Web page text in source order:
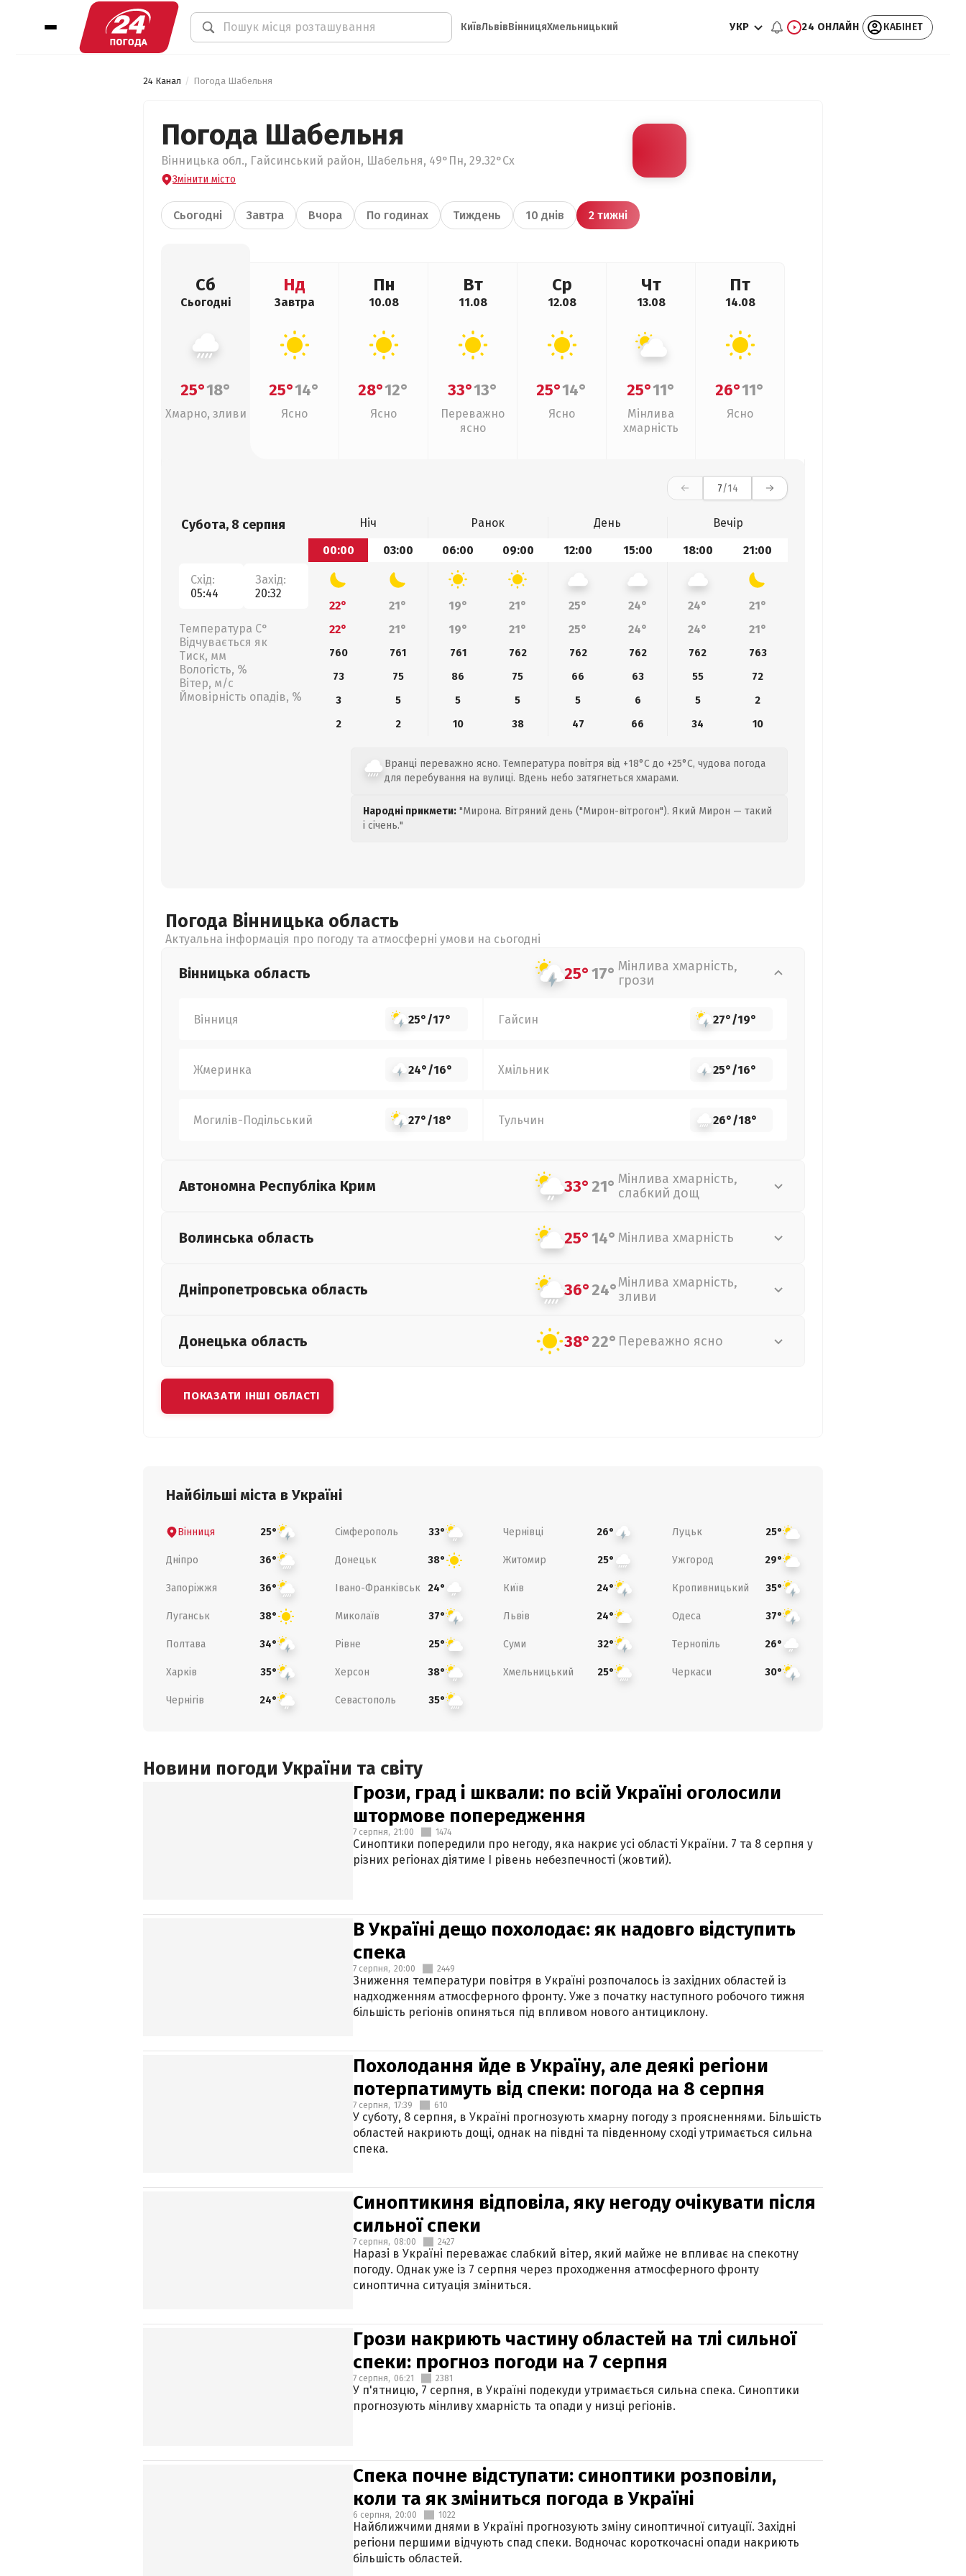
КиївЛьвівВінницяХмельницький УКР 24 ОНЛАЙН КАБІНЕТ
24 Канал Погода Шабельня
Погода Шабельня
Вінницька обл., Гайсинський район, Шабельня, 49°Пн, 29.32°Сх
Змінити місто
Сьогодні Завтра Вчора По годинах Тиждень 10 днів 2 тижні
Сб
Сьогодні
25°18°
Хмарно, зливи
Нд
Завтра
25°14°
Ясно
Пн
10.08
28°12°
Ясно
Вт
11.08
33°13°
Переважно
ясно
Ср
12.08
25°14°
Ясно
Чт
13.08
25°11°
Мінлива
хмарність
Пт
14.08
26°11°
Ясно
7/14
Субота, 8 серпня
Схід:
05:44
Захід:
20:32
Температура С°
Відчувається як
Тиск, мм
Вологість, %
Вітер, м/с
Ймовірність опадів, %
Ніч Ранок День
Вечір
00:00
03:00 06:00 09:00 12:00 15:00 18:00 21:00
22° 21° 19° 21° 25° 24° 24°
21°
22°
21° 19° 21° 25° 24° 24° 21°
760 761 761 762 762 762 762
763
73
75 86 75 66 63 55
72
3
5 5 5 5 6 5
2
2
2 10 38 47 66 34 10
Вранці переважно ясно. Температура повітря від +18°C до +25°C, чудова погода
для перебування на вулиці. Вдень небо затягнеться хмарами.
Народні прикмети: "Мирона. Вітряний день ("Мирон-вітрогон"). Який Мирон — такий
і січень."
Погода Вінницька область
Актуальна інформація про погоду та атмосферні умови на сьогодні
Вінницька область 25°17° Мінлива хмарність,
грози
Вінниця 25°/17° Гайсин 27°/19°
Жмеринка 24°/16° Хмільник 25°/16°
Могилів-Подільський 27°/18° Тульчин 26°/18°
Автономна Республіка Крим 33°21° Мінлива хмарність,
слабкий дощ
Волинська область 25°14° Мінлива хмарність
Дніпропетровська область 36°24°Мінлива хмарність,
зливи
Донецька область 38°22° Переважно ясно
ПОКАЗАТИ ІНШІ ОБЛАСТІ
Найбільші міста в Україні
Вінниця 25° Сімферополь 33° Чернівці 26° Луцьк 25°
Дніпро 36° Донецьк 38° Житомир 25° Ужгород 29°
Запоріжжя 36° Івано-Франківськ 24° Київ 24° Кропивницький 35°
Луганськ 38° Миколаїв 37° Львів 24° Одеса 37°
Полтава 34° Рівне 25° Суми 32° Тернопіль 26°
Харків 35° Херсон 38° Хмельницький 25° Черкаси 30°
Чернігів 24° Севастополь 35°
Новини погоди України та світу
Грози, град і шквали: по всій Україні оголосили
штормове попередження
7 серпня, 21:00 1474
Синоптики попередили про негоду, яка накриє усі області України. 7 та 8 серпня у
різних регіонах діятиме І рівень небезпечності (жовтий).
В Україні дещо похолодає: як надовго відступить
спека
7 серпня, 20:00 2449
Зниження температури повітря в Україні розпочалось із західних областей із
надходженням атмосферного фронту. Уже з початку наступного робочого тижня
більшість регіонів опиняться під впливом нового антициклону.
Похолодання йде в Україну, але деякі регіони
потерпатимуть від спеки: погода на 8 серпня
7 серпня, 17:39 610
У суботу, 8 серпня, в Україні прогнозують хмарну погоду з проясненнями. Більшість
областей накриють дощі, однак на півдні та південному сході утримається сильна
спека.
Синоптикиня відповіла, яку негоду очікувати після
сильної спеки
7 серпня, 08:00 2427
Наразі в Україні переважає слабкий вітер, який майже не впливає на спекотну
погоду. Однак уже із 7 серпня через проходження атмосферного фронту
синоптична ситуація зміниться.
Грози накриють частину областей на тлі сильної
спеки: прогноз погоди на 7 серпня
7 серпня, 06:21 2381
У п'ятницю, 7 серпня, в Україні подекуди утримається сильна спека. Синоптики
прогнозують мінливу хмарність та опади у низці регіонів.
Спека почне відступати: синоптики розповіли,
коли та як зміниться погода в Україні
6 серпня, 20:00 1022
Найближчими днями в Україні прогнозують зміну синоптичної ситуації. Західні
регіони першими відчують спад спеки. Водночас короткочасні опади накриють
більшість областей.